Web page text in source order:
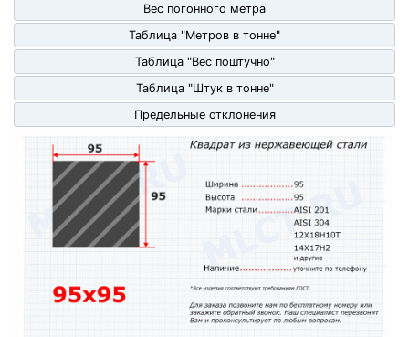
Вес погонного метра
Таблица "Метров в тонне"
Таблица "Вес поштучно"
Таблица "Штук в тонне"
Предельные отклонения